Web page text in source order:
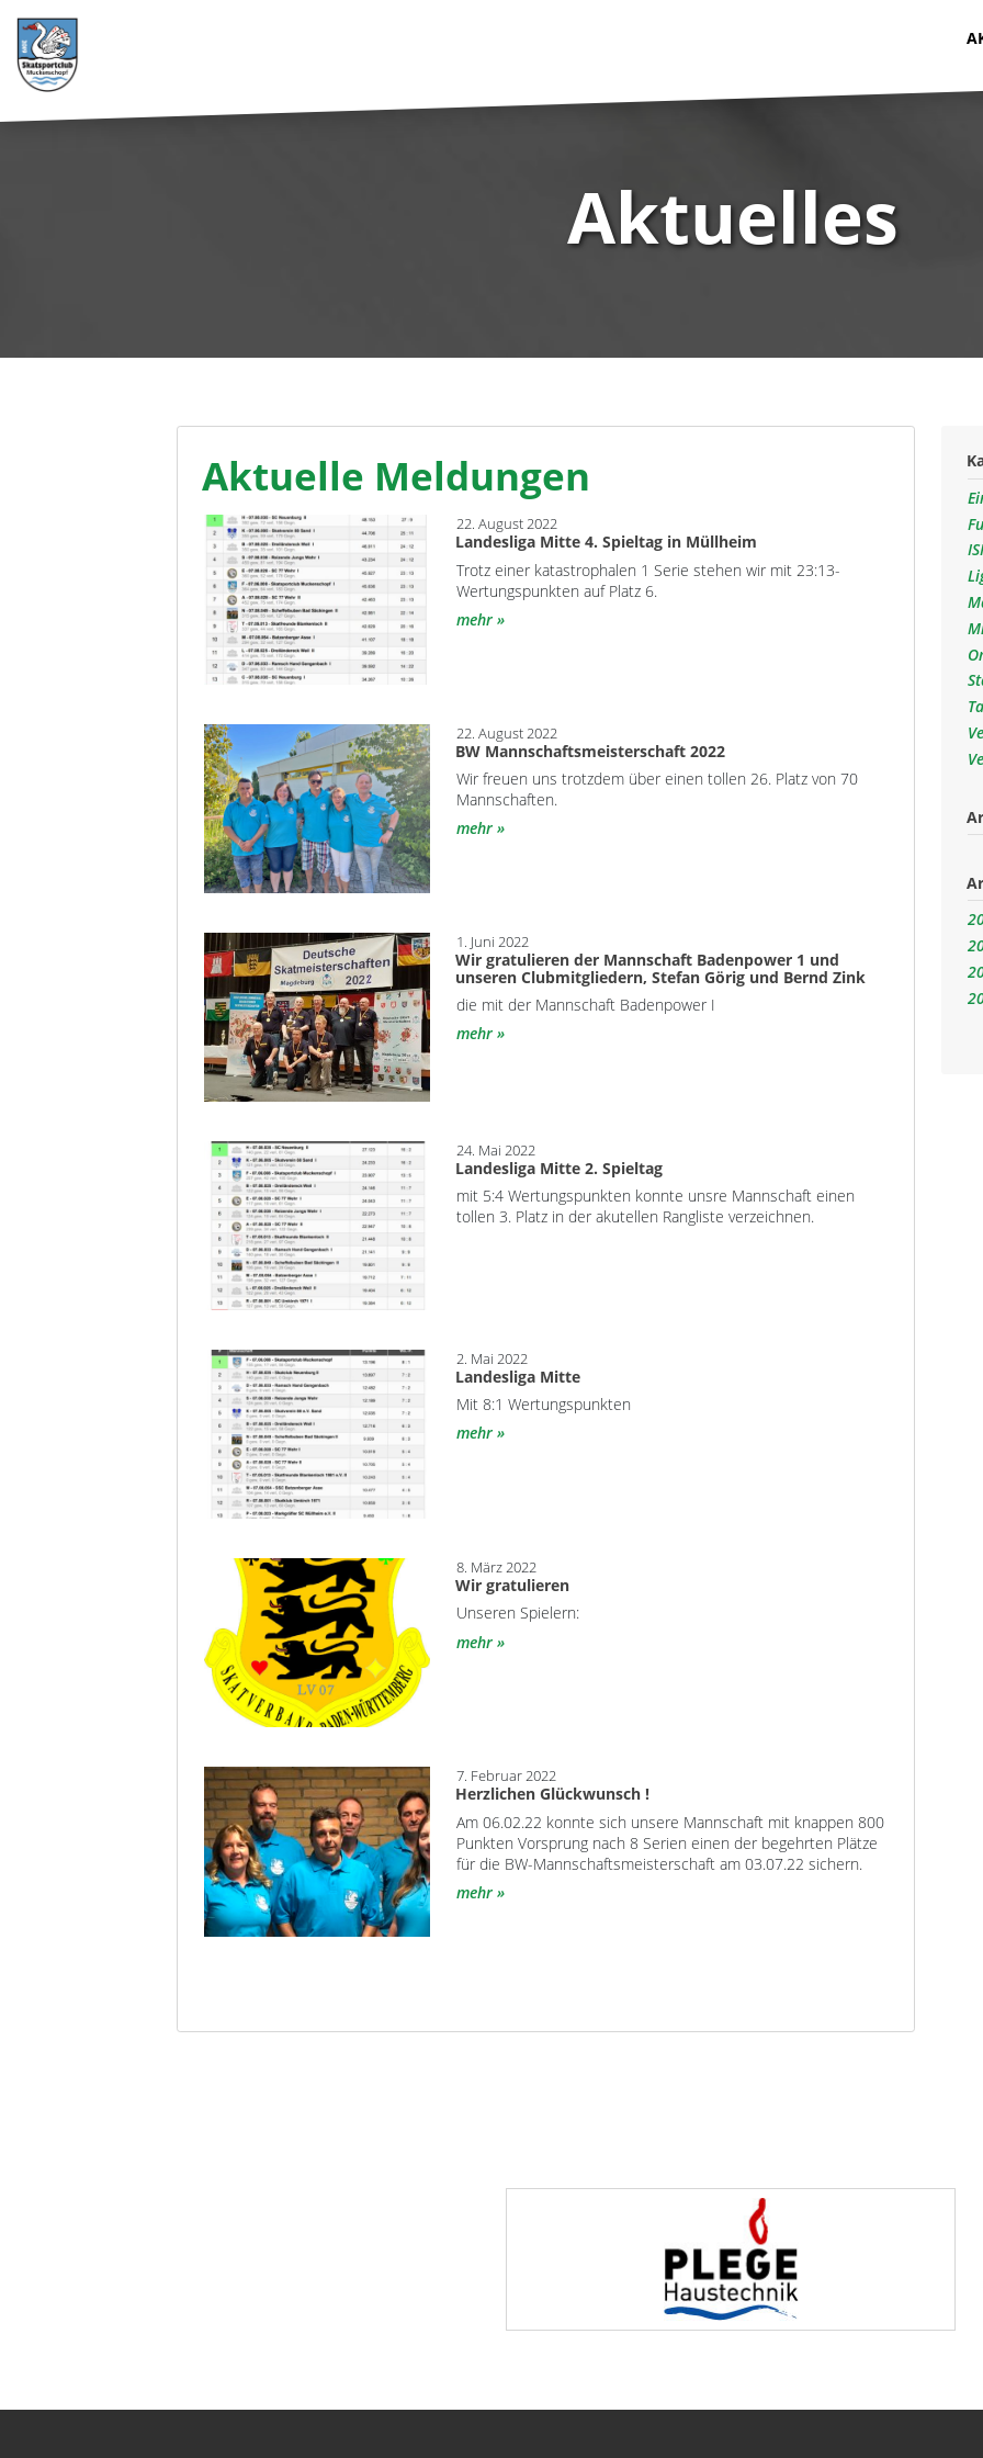
Aktuelles
Aktuelle Meldungen
22. August 2022
Landesliga Mitte 4. Spieltag in Müllheim
Trotz einer katastrophalen 1 Serie stehen wir mit 23:13-
Wertungspunkten auf Platz 6.
mehr
22. August 2022
BW Mannschaftsmeisterschaft 2022
Wir freuen uns trotzdem über einen tollen 26. Platz von 70
Mannschaften.
mehr
1. Juni 2022
Wir gratulieren der Mannschaft Badenpower 1 und
unseren Clubmitgliedern, Stefan Görig und Bernd Zink
die mit der Mannschaft Badenpower I
mehr
24. Mai 2022
Landesliga Mitte 2. Spieltag
mit 5:4 Wertungspunkten konnte unsre Mannschaft einen
tollen 3. Platz in der akutellen Rangliste verzeichnen.
2. Mai 2022
Landesliga Mitte
Mit 8:1 Wertungspunkten
mehr
8. März 2022
Wir gratulieren
Unseren Spielern:
mehr
7. Februar 2022
Herzlichen Glückwunsch !
Am 06.02.22 konnte sich unsere Mannschaft mit knappen 800
Punkten Vorsprung nach 8 Serien einen der begehrten Plätze
für die BW-Mannschaftsmeisterschaft am 03.07.22 sichern.
mehr